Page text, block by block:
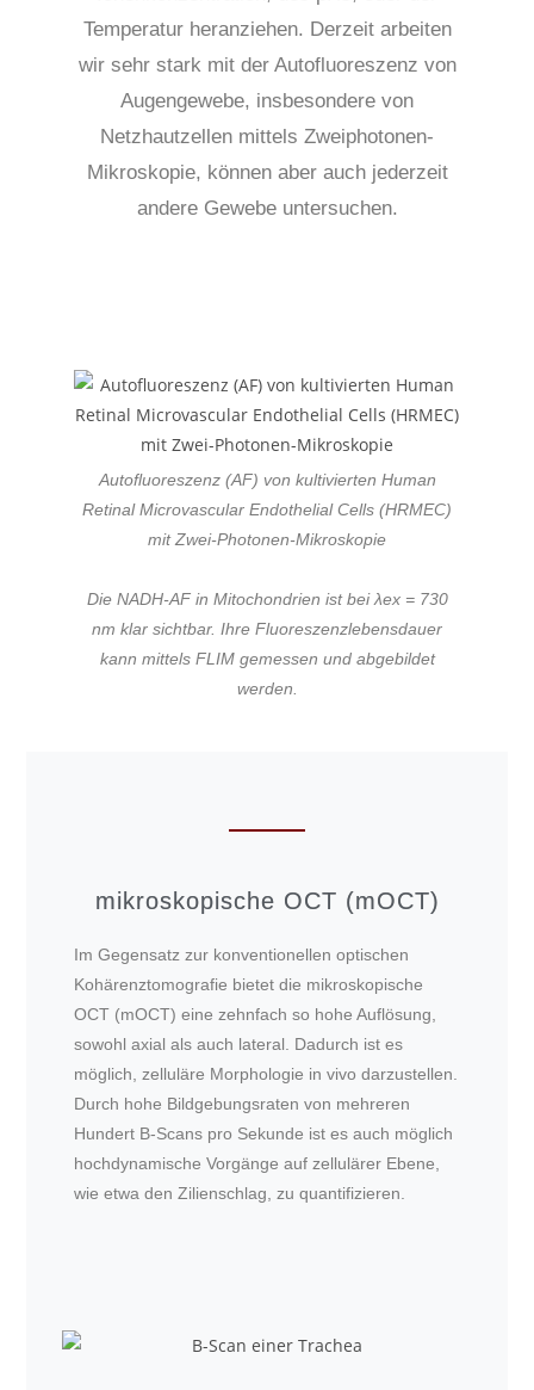
Autofluoreszenz (AF) von kultivierten Human
Retinal Microvascular Endothelial Cells (HRMEC)
mit Zwei-Photonen-Mikroskopie
Die NADH-AF in Mitochondrien ist bei λex = 730
nm klar sichtbar. Ihre Fluoreszenzlebensdauer
kann mittels FLIM gemessen und abgebildet
werden.
Temperatur heranziehen. Derzeit arbeiten
wir sehr stark mit der Autofluoreszenz von
Augengewebe, insbesondere von
Netzhautzellen mittels Zweiphotonen-
Mikroskopie, können aber auch jederzeit
andere Gewebe untersuchen.
mikroskopische OCT (mOCT)
Im Gegensatz zur konventionellen optischen
Kohärenztomografie bietet die mikroskopische
OCT (mOCT) eine zehnfach so hohe Auflösung,
sowohl axial als auch lateral. Dadurch ist es
möglich, zelluläre Morphologie in vivo darzustellen.
Durch hohe Bildgebungsraten von mehreren
Hundert B-Scans pro Sekunde ist es auch möglich
hochdynamische Vorgänge auf zellulärer Ebene,
wie etwa den Zilienschlag, zu quantifizieren.